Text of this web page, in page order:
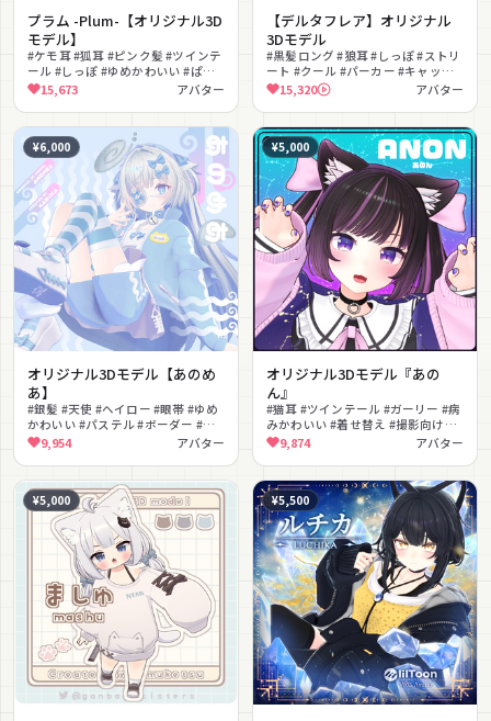
プラム -Plum-【オリジナル3D
モデル】
#ケモ耳 #狐耳 #ピンク髪 #ツインテ
ール #しっぽ #ゆめかわいい #ぱっ
つん前髪 #パーカー #もふもふ
#AFKモーション
15,673 アバター
【デルタフレア】オリジナル
3Dモデル
#黒髪ロング #狼耳 #しっぽ #ストリ
ート #クール #パーカー #キャップ #
スニーカー #VRM対応 #Quest対応
15,320 アバター
¥6,000
オリジナル3Dモデル【あのめ
あ】
#銀髪 #天使 #ヘイロー #眼帯 #ゆめ
かわいい #パステル #ボーダー #色
変え #PSD付き #ストライプ
9,954 アバター
¥5,000
オリジナル3Dモデル『あの
ん』
#猫耳 #ツインテール #ガーリー #病
みかわいい #着せ替え #撮影向け
#PSD付き #色変え
9,874 アバター
¥5,000 ¥5,500